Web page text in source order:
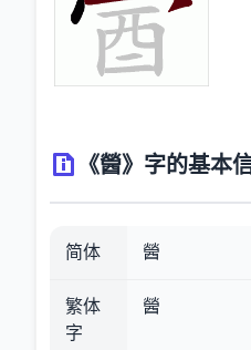
《醟》字的基本
简体 醟
繁体
字
醟